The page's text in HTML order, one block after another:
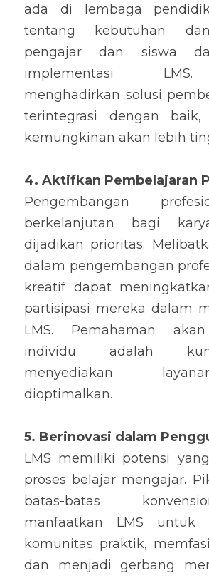
ada di lembaga
tentang kebutuhan
pengajar dan siswa
implementasi
menghadirkan solusi
terintegrasi dengan baik,
kemungkinan akan lebih
4. Aktifkan Pembelajaran
Pengembangan
berkelanjutan bagi
dijadikan prioritas.
dalam pengembangan
kreatif dapat
partisipasi mereka dalam
LMS. Pemahaman
individu adalah
menyediakan
dioptimalkan.
5. Berinovasi dalam
LMS memiliki potensi
proses belajar mengajar.
batas-batas
manfaatkan LMS untuk
komunitas praktik,
dan menjadi gerbang